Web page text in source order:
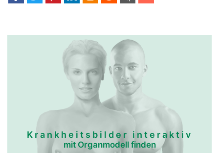
Krankheitsbilder interaktiv
mit Organmodell finden